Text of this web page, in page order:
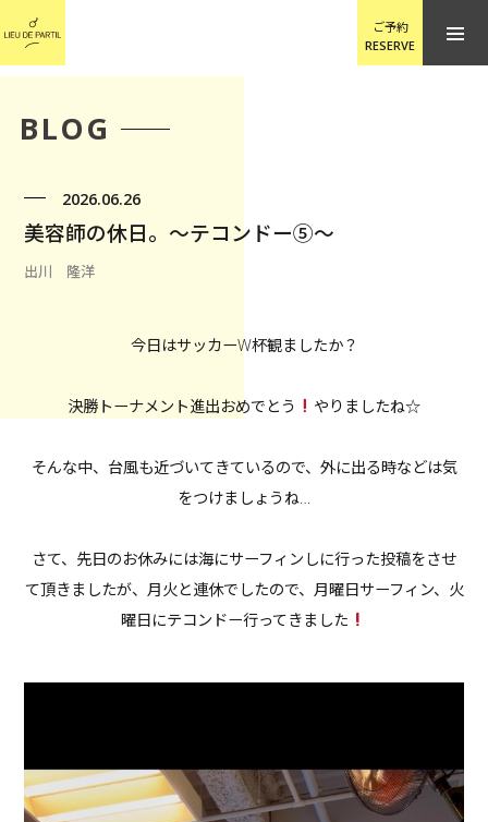
ご予約
RESERVE
BLOG
2026.06.26
美容師の休日。〜テコンドー⑤〜
出川 隆洋
今日はサッカーW杯観ましたか？
決勝トーナメント進出おめでとう やりましたね☆
そんな中、台風も近づいてきているので、外に出る時などは気
をつけましょうね…
さて、先日のお休みには海にサーフィンしに行った投稿をさせ
て頂きましたが、月火と連休でしたので、月曜日サーフィン、火
曜日にテコンドー行ってきました